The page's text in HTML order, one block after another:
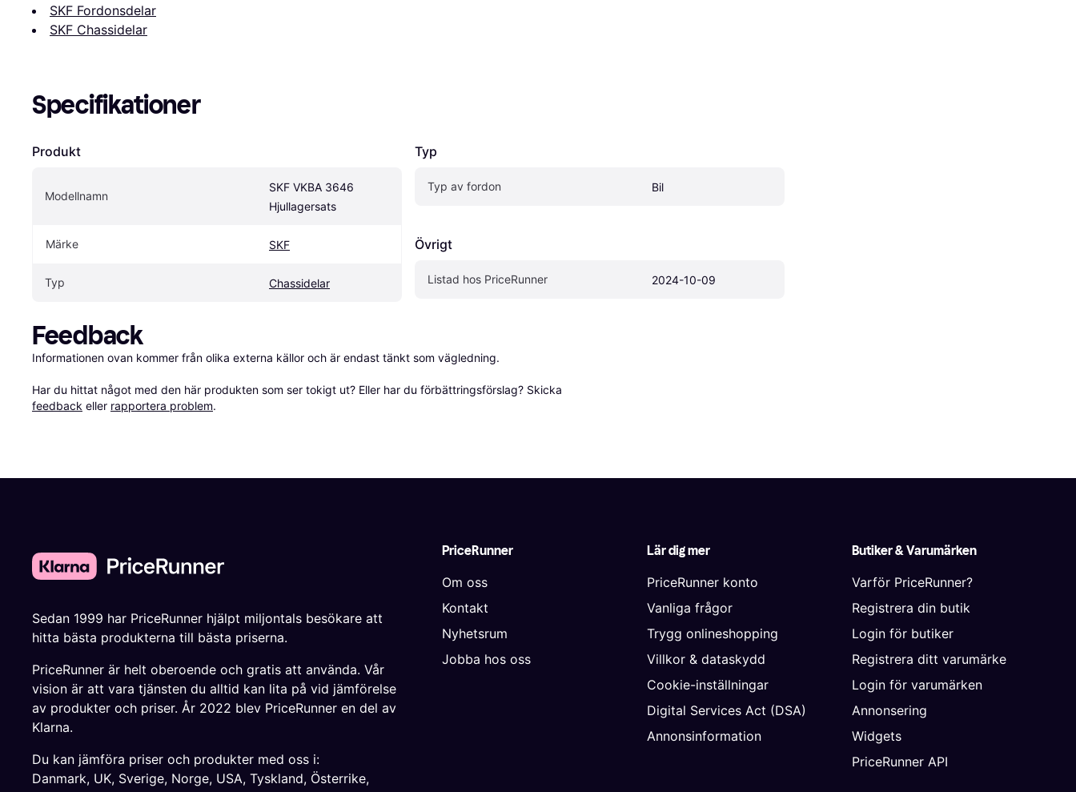
SKF Fordonsdelar
SKF Chassidelar
Specifikationer
Produkt
Modellnamn
SKF VKBA 3646
Hjullagersats
Märke SKF
Typ Chassidelar
Typ
Typ av fordon Bil
Övrigt
Listad hos PriceRunner 2024-10-09
Feedback
Informationen ovan kommer från olika externa källor och är endast tänkt som vägledning.
Har du hittat något med den här produkten som ser tokigt ut? Eller har du förbättringsförslag? Skicka
feedback eller rapportera problem.
PriceRunner
Om oss
Kontakt
Nyhetsrum
Jobba hos oss
Lär dig mer
PriceRunner konto
Vanliga frågor
Trygg onlineshopping
Villkor & dataskydd
Cookie-inställningar
Digital Services Act (DSA)
Annonsinformation
Butiker & Varumärken
Varför PriceRunner?
Registrera din butik
Login för butiker
Registrera ditt varumärke
Login för varumärken
Annonsering
Widgets
PriceRunner API
Sedan 1999 har PriceRunner hjälpt miljontals besökare att
hitta bästa produkterna till bästa priserna.
PriceRunner är helt oberoende och gratis att använda. Vår
vision är att vara tjänsten du alltid kan lita på vid jämförelse
av produkter och priser. År 2022 blev PriceRunner en del av
Klarna.
Du kan jämföra priser och produkter med oss i:
Danmark, UK, Sverige, Norge, USA, Tyskland, Österrike,